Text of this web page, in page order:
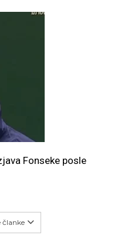
Fonseke posle
članke